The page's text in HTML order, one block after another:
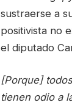
sustraerse a
positivista no
el diputado
[Porque]
tienen odio a